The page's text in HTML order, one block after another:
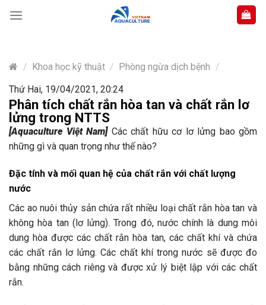
content
/ Khoa học kỹ thuật / Phòng ngừa dịch bệnh /
Thứ Hai, 19/04/2021, 20:24
Phân tích chất rắn hòa tan và chất rắn lơ
lửng trong NTTS
[Aquaculture Việt Nam] Các chất hữu cơ lơ lửng bao gồm
những gì và quan trọng như thế nào?
Đặc tính và mối quan hệ của chất rắn với chất lượng
nước
Các ao nuôi thủy sản chứa rất nhiều loại chất rắn hòa tan và
không hòa tan (lơ lửng). Trong đó, nước chính là dung môi
dung hòa được các chất rắn hòa tan, các chất khí và chứa
các chất rắn lơ lửng. Các chất khí trong nước sẽ được đo
bằng những cách riêng và được xử lý biệt lập với các chất
rắn.